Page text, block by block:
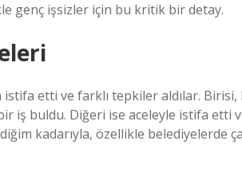
genç işsizler için bu kritik bir detay.
istifa etti ve farklı tepkiler aldılar.
iş buldu. Diğeri ise aceleyle istifa etti
kadarıyla, özellikle belediyelerde